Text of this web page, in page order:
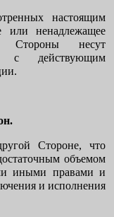
настоящим
или ненадлежащее
Стороны несут
с действующим
Стороне, что
объемом
иными правами и
и исполнения